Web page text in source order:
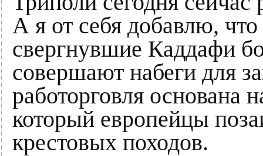
А я от себя добавлю,
свергнувшие Каддафи
совершают набеги для
работорговля основана
который европейцы
крестовых походов.